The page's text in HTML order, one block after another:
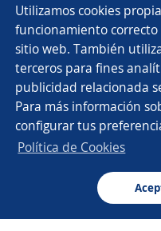
Utilizamos cookies
funcionamiento
sitio web. También
terceros para fines
publicidad relacionada
Para más información
configurar tus
Política de Cookies
Buscar Aplicaciones
Asistente telefónico
Auxiliar de almacén y
Asesor/a comercial
Auxiliar de producción
Practicante de seguridad
Buscar es
CT App
Navegador